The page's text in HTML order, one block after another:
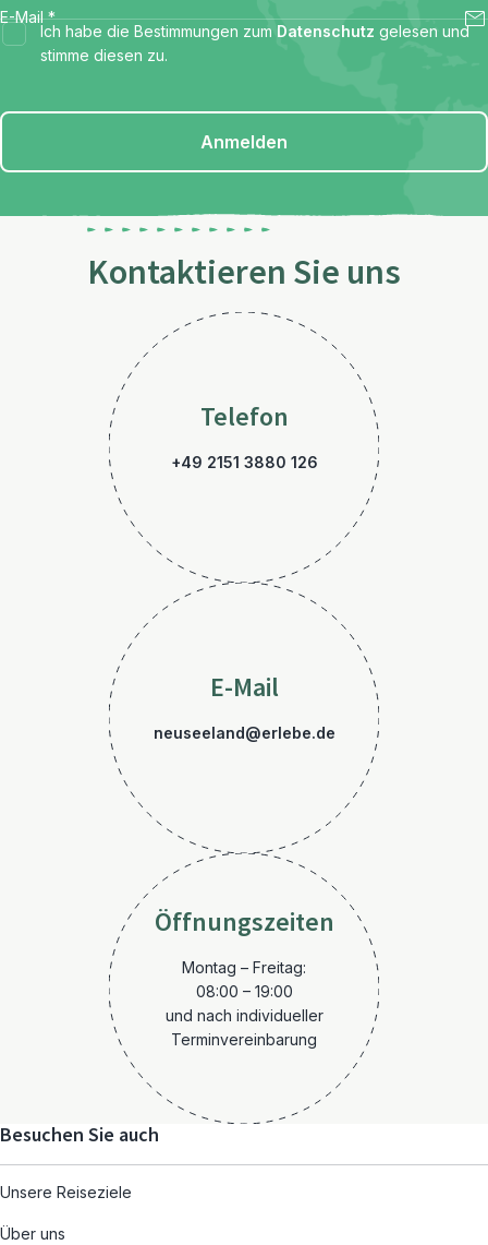
E-Mail *
Ich habe die Bestimmungen zum Datenschutz gelesen und
stimme diesen zu.
Anmelden
Kontaktieren Sie uns
Telefon
+49 2151 3880 126
E-Mail
neuseeland@erlebe.de
Öffnungszeiten
Montag – Freitag:
08:00 – 19:00
und nach individueller
Terminvereinbarung
Besuchen Sie auch
Unsere Reiseziele
Über uns